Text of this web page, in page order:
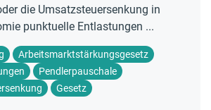
die Umsatzsteuersenkung in
punktuelle Entlastungen ...
Arbeitsmarktstärkungsgesetz
Pendlerpauschale
Gesetz